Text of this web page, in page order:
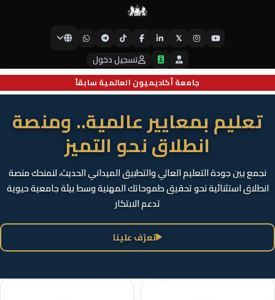
جامعة أكاديميون العالمية سابقاً
𝕏
تسجيل دخول
جامعة أيبكسي العالمية
تعليم بمعايير عالمية.. ومنصة
انطلاق نحو التميز
نجمع بين جودة التعليم العالي والتطبيق الميداني الحديث، لنمنحك منصة
انطلاق استثنائية نحو تحقيق طموحاتك المهنية وسط بيئة جامعية حيوية
تدعم الابتكار
تعرّف علينا